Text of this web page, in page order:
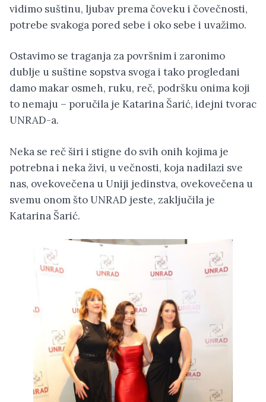
vidimo suštinu, ljubav prema čoveku i čovečnosti,
potrebe svakoga pored sebe i oko sebe i uvažimo.
Ostavimo se traganja za površnim i zaronimo
dublje u suštine sopstva svoga i tako progledani
damo makar osmeh, ruku, reč, podršku onima koji
to nemaju – poručila je Katarina Šarić, idejni tvorac
UNRAD-a.
Neka se reč širi i stigne do svih onih kojima je
potrebna i neka živi, u večnosti, koja nadilazi sve
nas, ovekovečena u Uniji jedinstva, ovekovečena u
svemu onom što UNRAD jeste, zaključila je
Katarina Šarić.